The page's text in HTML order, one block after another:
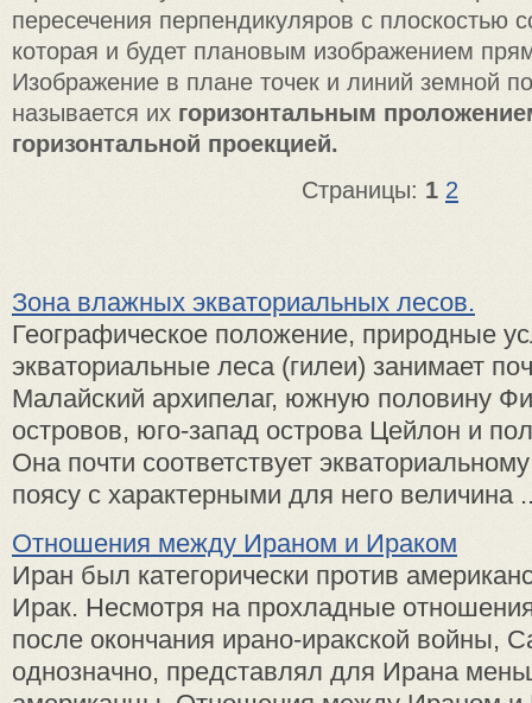
пересечения перпендикуляров с плоскостью
которая и будет плановым изображением
Изображение в плане точек и линий земной
называется их горизонтальным
горизонтальной проекцией.
Страницы: 1 2
Зона влажных экваториальных лесов.
Географическое положение, природные
экваториальные леса (гилеи) занимает
Малайский архипелаг, южную половину
островов, юго-запад острова Цейлон и
Она почти соответствует
поясу с характерными для него величина
Отношения между Ираном и Ираком
Иран был категорически против
Ирак. Несмотря на прохладные
после окончания ирано-иракской войны,
однозначно, представлял для Ирана